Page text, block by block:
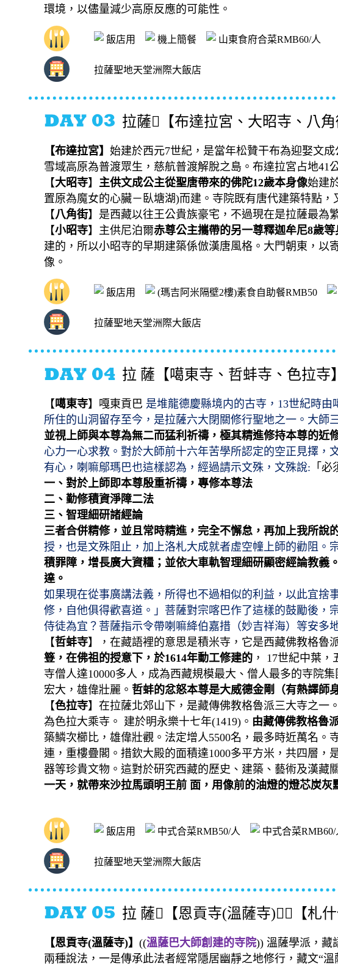
環境，以儘量減少高原反應的可能性。
飯店用 機上簡餐 山東食府合菜RMB60/人
拉薩聖地天堂洲際大飯店
拉薩【布達拉宮、大昭寺、八角
【布達拉宮】 始建於西元7世紀，是當年松贊干布為迎娶文
雪域高原為普渡眾生，慈航普渡解脫之島。布達拉宮占地41
【大昭寺】 主供文成公主從聖唐帶來的佛陀12歲本身像始建
置原為魔女的心臟－臥塘湖)而建。寺院既有唐代建築特點
【八角街】是西藏以往王公貴族豪宅，不過現在是拉薩最為
【小昭寺】主供尼泊爾赤尊公主攜帶的另一尊釋迦牟尼8歲等
建的，所以小昭寺的早期建築係倣漢唐風格。大門朝東，以
像。
飯店用 (瑪吉阿米隔壁2樓)素食自助餐RMB50
拉薩聖地天堂洲際大飯店
拉 薩【噶東寺、哲蚌寺、色拉寺】
【噶東寺】嘎東貢巴 是堆龍德慶縣境内的古寺， 13世紀時由
所住的山洞留存至今，是拉薩六大閉關修行聖地之一。 大師
並視上師與本尊為無二而猛利祈禱，極其精進修持本尊的近
心力一心求教。對於大師前十六年苦學所認定的空正見擇
有心，喇嘛鄔瑪巴也這樣認為，經過請示文殊，文殊說: 「
一、對於上師即本尊殷重祈禱，專修本尊法
二、勤修積資淨障二法
三、智理細研諸經論
三者合併精修，並且常時精進，完全不懈怠，再加上我所說
授，也是文殊阻止，加上洛札大成就者虛空幢上師的勸阻。
積罪障，增長廣大資糧；並依大車軌智理細研顯密經論教
達。
如果現在從事廣講法義，所得也不過相似的利益，以此宜
修，自他俱得歡喜道。」菩薩對宗喀巴作了這樣的鼓勵後
侍徒為宜？菩薩指示令帶喇嘛絳伯嘉措（妙吉祥海）等安多
【哲蚌寺】，在藏語裡的意思是積米寺，它是西藏佛教格魯
簦，在佛祖的授意下，於1614年動工修建的 ， 17世紀中葉
寺僧人達10000多人，成為西藏規模最大、僧人最多的寺院
宏大，雄偉壯麗。 哲蚌的忿怒本尊是大威德金剛（有熱譯師
【色拉寺】在拉薩北郊山下，是藏傳佛教格魯派三大寺之一
為色拉大乘寺。 建於明永樂十七年(1419)。 由藏傳佛教格魯
築鱗次櫛比，雄偉壯觀。法定增人5500名，最多時近萬名
連，重樓疊閣。措欽大殿的面積達1000多平方米，共四層
器等珍貴文物。這對於研究西藏的歷史、建築、藝術及漢藏
一天，就帶來沙拉馬頭明王前 面，用像前的油燈的燈芯炭
飯店用 中式合菜RMB50/人 中式合菜RMB60/
拉薩聖地天堂洲際大飯店
拉 薩【恩貢寺(溫薩寺)】【札什
【恩貢寺(溫薩寺)】 ((溫薩巴大師創建的寺院)) 溫薩學派，藏
兩種說法，一是傳承此法者經常隱居幽靜之地修行，藏文“